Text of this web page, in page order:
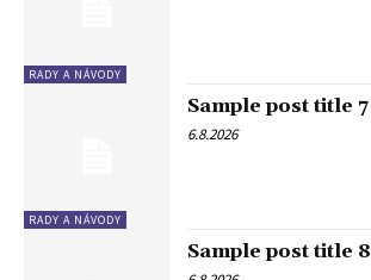
RADY A NÁVODY
RADY A NÁVODY
Sample post title 7
6.8.2026
Sample post title 8